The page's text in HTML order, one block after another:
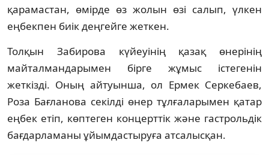
қарамастан, өмірде өз жолын өзі салып, үлкен
еңбекпен биік деңгейге жеткен.
Толқын Забирова күйеуінің қазақ өнерінің
майталмандарымен бірге жұмыс істегенін
жеткізді. Оның айтуынша, ол Ермек Серкебаев,
Роза Бағланова секілді өнер тұлғаларымен қатар
еңбек етіп, көптеген концерттік және гастрольдік
бағдарламаны ұйымдастыруға атсалысқан.